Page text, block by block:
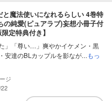
と魔法使いになれるらしい 4巻特
の純愛(ピュアラブ)妄想小冊子付
定特典付き】
」「尊い…」爽やかイケメン・黒
安達のBLカップルを影なが...もっ